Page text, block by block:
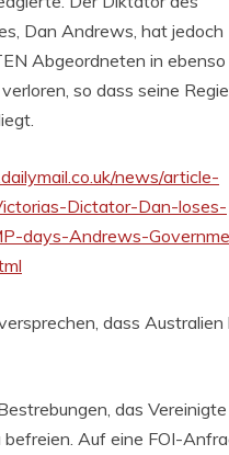
Dan Andrews, hat jedoch
Abgeordneten in ebenso
so dass seine
news/article-
Dictator-Dan-loses-
days-Andrews-
dass Australien
das Vereinigte
befreien. Auf eine FOI-